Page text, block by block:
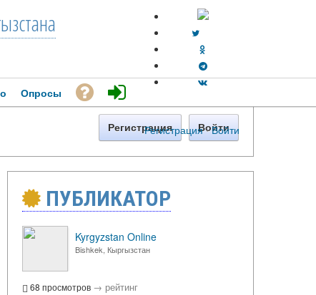
Регистрация · Войти
Опросы
Регистрация Войти
ПУБЛИКАТОР
Kyrgyzstan Online
Bishkek, Кыргызстан
68 просмотров → рейтинг